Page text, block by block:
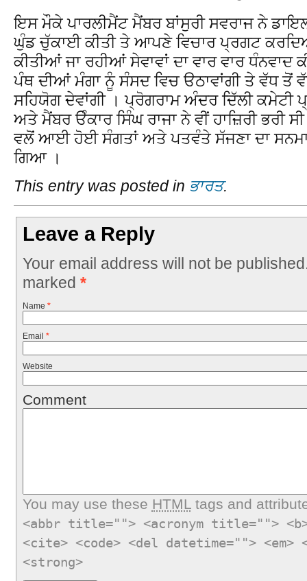
ਇਸ ਮੌਕੇ ਪਾਰਲੀਮੈਂਟ ਮੈਂਬਰ ਬਾਂਸੁਰੀ ਸਵਰਾਜ ਨੇ
ਘੁੰਡ ਚੁੱਕਾਈ ਕੀਤੀ ਤੇ ਆਪਣੇ ਵਿਚਾਰ ਪ੍ਰਗਟ
ਕੀਤੀਆਂ ਜਾ ਰਹੀਆਂ ਸੇਵਾਵਾਂ ਦਾ ਵਾਰ ਵਾਰ ਧੰਨਵਾਦ
ਪੰਥ ਦੀਆਂ ਮੰਗਾ ਨੂੰ ਸੰਸਦ ਵਿਚ ੳਠਾਵਾਂਗੀ ਤੇ ਵੱਧ
ਸਹਿਯੋਗ ਦੇਵਾਂਗੀ । ਪ੍ਰੋਗਰਾਮ ਅੰਦਰ ਦਿੱਲੀ ਕਮੇਟੀ
ਅਤੇ ਮੈਂਬਰ ੳੰਕਾਰ ਸਿੰਘ ਰਾਜਾ ਨੇ ਵੀਂ ਹਾਜ਼ਿਰੀ ਭਰੀ
ਵਲੋਂ ਆਈ ਹੋਈ ਸੰਗਤਾਂ ਅਤੇ ਪਤਵੰਤੇ ਸੱਜਣਾ ਦਾ
ਗਿਆ ।
This entry was posted in ਭਾਰਤ.
Leave a Reply
Your email address will not be
marked *
Name *
Email *
Website
Comment
You may use these HTMLtags and
<abbr title=""> <acronym title="">
<cite> <code> <del datetime="">
<strong>